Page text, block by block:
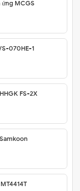
ứng MCGS
070HE-1
FS-2X